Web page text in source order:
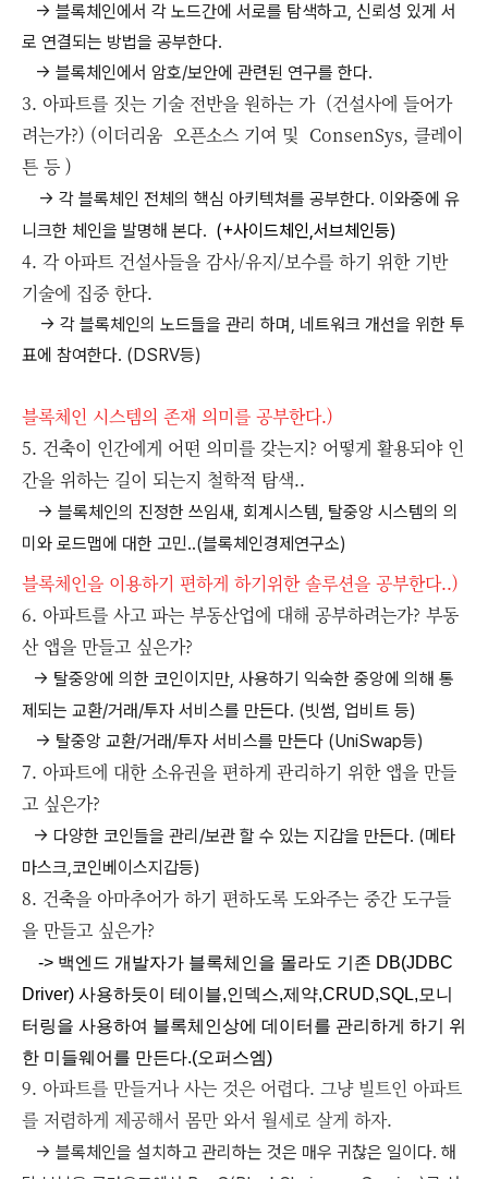
-> 블록체인에서 각 노드간에 서로를 탐색하고, 신뢰성 있게 서
로 연결되는 방법을 공부한다.
-> 블록체인에서 암호/보안에 관련된 연구를 한다.
3. 아파트를 짓는 기술 전반을 원하는 가 (건설사에 들어가
려는가?) (이더리움 오픈소스 기여 및 ConsenSys, 클레이
튼 등 )
-> 각 블록체인 전체의 핵심 아키텍쳐를 공부한다. 이와중에 유
니크한 체인을 발명해 본다. (+사이드체인,서브체인등)
4. 각 아파트 건설사들을 감사/유지/보수를 하기 위한 기반
기술에 집중 한다.
-> 각 블록체인의 노드들을 관리 하며, 네트워크 개선을 위한 투
표에 참여한다. (DSRV등)
블록체인 시스템의 존재 의미를 공부한다.)
5. 건축이 인간에게 어떤 의미를 갖는지? 어떻게 활용되야 인
간을 위하는 길이 되는지 철학적 탐색..
-> 블록체인의 진정한 쓰임새, 회계시스템, 탈중앙 시스템의 의
미와 로드맵에 대한 고민..(블록체인경제연구소)
블록체인을 이용하기 편하게 하기위한 솔루션을 공부한다..)
6. 아파트를 사고 파는 부동산업에 대해 공부하려는가? 부동
산 앱을 만들고 싶은가?
-> 탈중앙에 의한 코인이지만, 사용하기 익숙한 중앙에 의해 통
제되는 교환/거래/투자 서비스를 만든다. (빗썸, 업비트 등)
-> 탈중앙 교환/거래/투자 서비스를 만든다 (UniSwap등)
7. 아파트에 대한 소유권을 편하게 관리하기 위한 앱을 만들
고 싶은가?
-> 다양한 코인들을 관리/보관 할 수 있는 지갑을 만든다. (메타
마스크,코인베이스지갑등)
8. 건축을 아마추어가 하기 편하도록 도와주는 중간 도구들
을 만들고 싶은가?
-> 백엔드 개발자가 블록체인을 몰라도 기존 DB(JDBC
Driver) 사용하듯이 테이블,인덱스,제약,CRUD,SQL,모니
터링을 사용하여 블록체인상에 데이터를 관리하게 하기 위
한 미들웨어를 만든다.(오퍼스엠)
9. 아파트를 만들거나 사는 것은 어렵다. 그냥 빌트인 아파트
를 저렴하게 제공해서 몸만 와서 월세로 살게 하자.
-> 블록체인을 설치하고 관리하는 것은 매우 귀찮은 일이다. 해